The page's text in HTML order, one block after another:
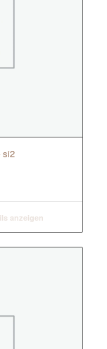
si2
anzeigen